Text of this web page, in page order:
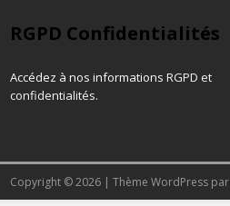
RGPD Confidentialités
Accédez à nos informations RGPD et
confidentialités.
Copyright © 2026 | Thème WordPress par